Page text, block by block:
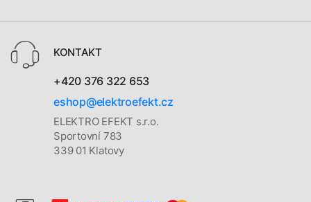
KONTAKT
+420 376 322 653
eshop@elektroefekt.cz
ELEKTRO EFEKT s.r.o.
Sportovní 783
339 01 Klatovy